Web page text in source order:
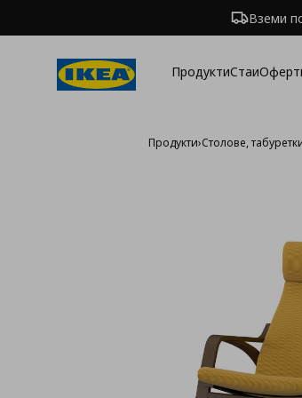
Вземи
ПродуктиСтаи
Продукти›Столове,